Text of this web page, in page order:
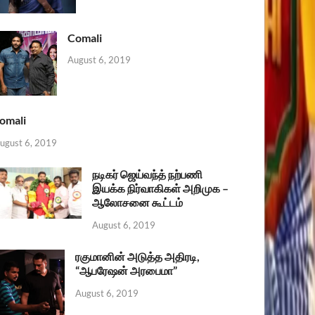
Comali
August 6, 2019
6, 2019
நடிகர் ஜெய்வந்த் நற்பணி
இயக்க நிர்வாகிகள் அறிமுக –
ஆலோசனை கூட்டம்
August 6, 2019
ரகுமானின் அடுத்த அதிரடி,
“ஆபரேஷன் அரபைமா”
August 6, 2019